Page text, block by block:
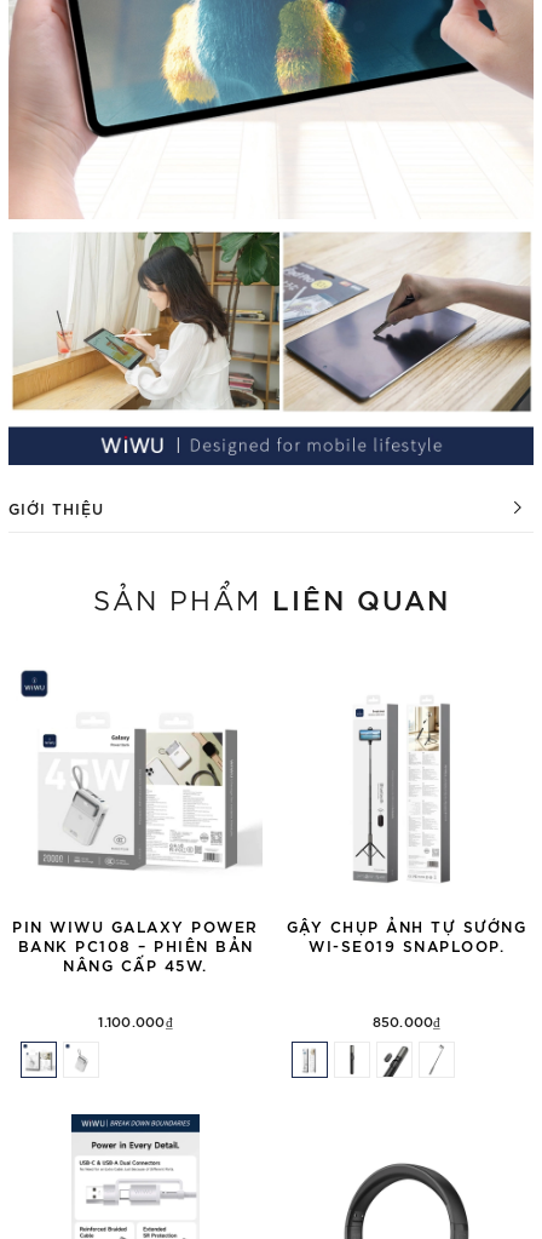
GIỚI THIỆU
SẢN PHẨM LIÊN QUAN
PIN WIWU GALAXY POWER
BANK PC108 – PHIÊN BẢN
NÂNG CẤP 45W.
1.100.000₫
GẬY CHỤP ẢNH TỰ SƯỚNG
WI-SE019 SNAPLOOP.
850.000₫